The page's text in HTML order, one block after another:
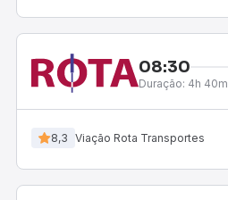
08:30
Duração: 4h 40m
8,3 Viação Rota Transportes